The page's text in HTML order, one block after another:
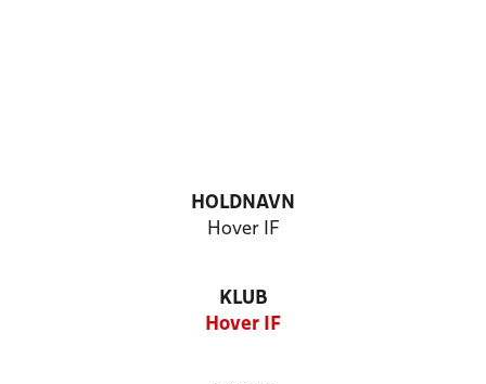
HOLDNAVN
Hover IF
KLUB
Hover IF